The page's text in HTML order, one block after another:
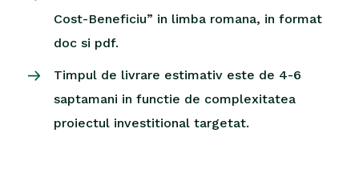
Cost-Beneficiu” in limba romana, in format
doc si pdf.
Timpul de livrare estimativ este de 4-6
saptamani in functie de complexitatea
proiectul investitional targetat.